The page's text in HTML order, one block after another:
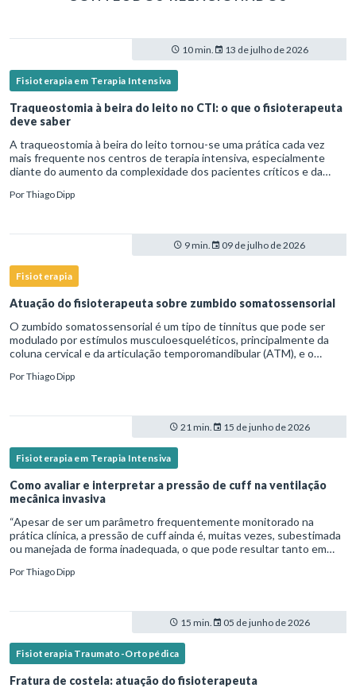
10 min. 13 de julho de 2026
Fisioterapia em Terapia Intensiva
Traqueostomia à beira do leito no CTI: o que o fisioterapeuta
deve saber
A traqueostomia à beira do leito tornou-se uma prática cada vez
mais frequente nos centros de terapia intensiva, especialmente
diante do aumento da complexidade dos pacientes críticos e da
PorThiago Dipp
9 min. 09 de julho de 2026
Fisioterapia
Atuação do fisioterapeuta sobre zumbido somatossensorial
O zumbido somatossensorial é um tipo de tinnitus que pode ser
modulado por estímulos musculoesqueléticos, principalmente da
coluna cervical e da articulação temporomandibular (ATM), e o
PorThiago Dipp
21 min. 15 de junho de 2026
Fisioterapia em Terapia Intensiva
Como avaliar e interpretar a pressão de cuff na ventilação
mecânica invasiva
“Apesar de ser um parâmetro frequentemente monitorado na
prática clínica, a pressão de cuff ainda é, muitas vezes, subestimada
ou manejada de forma inadequada, o que pode resultar tanto em
PorThiago Dipp
15 min. 05 de junho de 2026
Fisioterapia Traumato-Ortopédica
Fratura de costela: atuação do fisioterapeuta